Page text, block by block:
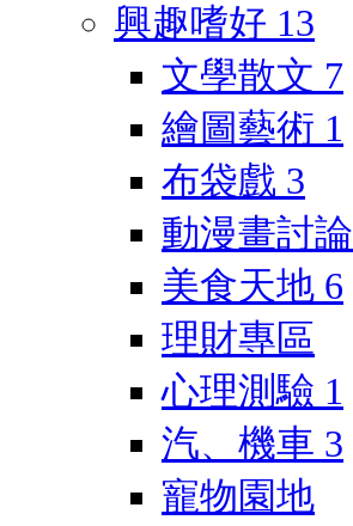
興趣嗜好 13
文學散文 7
繪圖藝術 1
布袋戲 3
動漫畫討論
美食天地 6
理財專區
心理測驗 1
汽、機車 3
寵物園地